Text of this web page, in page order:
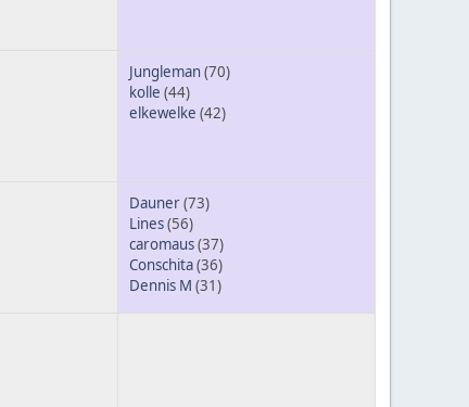
Jungleman(70)
kolle (44)
elkewelke (42)
Dauner(73)
Lines(56)
caromaus(37)
Conschita(36)
Dennis M (31)